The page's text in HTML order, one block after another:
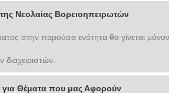
Νεολαίας Βορειοηπειρωτών
στην παρούσα ενότητα θα γίνεται
για Θέματα που μας Αφορούν